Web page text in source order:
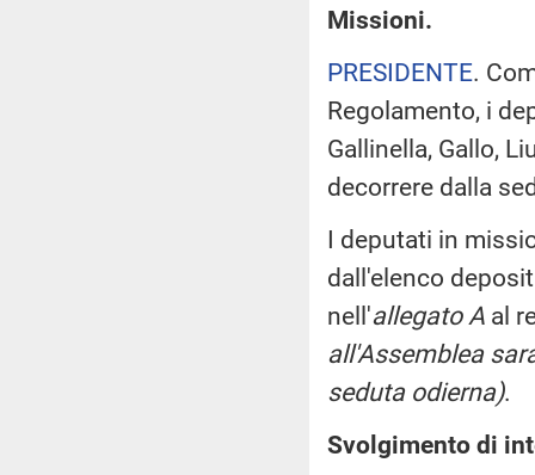
Missioni.
PRESIDENTE.
Regolamento, i
Gallinella, Gallo,
decorrere dalla
I deputati in
dall'elenco
nell'allegato A al
all'Assemblea
seduta odierna).
Svolgimento di